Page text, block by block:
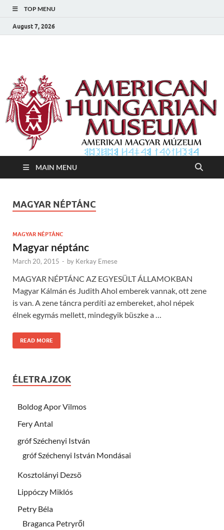
TOP MENU
August 7, 2026
Amerikai Magyar
Múzeum
MAIN MENU
MAGYAR NÉPTÁNC
MAGYAR NÉPTÁNC
Magyar néptánc
March 20, 2015 - by Kerkay Emese
MAGYAR NÉPTÁNC AZ EGYESÜLT ÁLLAMOKBAN
Magyar Kálmán és Judith Ahol emberek vannak, ott zene
is van. A zene táncra perdíti az embereket, ahol népek
élnek egymás mellett, mindegyik büszke a …
READ MORE
ÉLETRAJZOK
Boldog Apor Vilmos
Fery Antal
gróf Széchenyi István
gróf Széchenyi István Mondásai
Kosztolányi Dezsö
Lippóczy Miklós
Petry Béla
Braganca Petryről